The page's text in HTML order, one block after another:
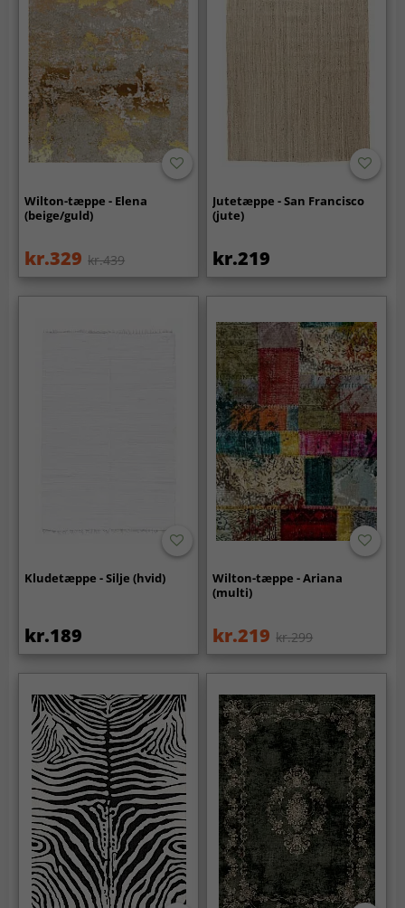
Wilton-tæppe - Elena
(beige/guld)
kr.329 kr.439
Jutetæppe - San Francisco
(jute)
kr.219
Kludetæppe - Silje (hvid)
kr.189
Wilton-tæppe - Ariana
(multi)
kr.219 kr.299